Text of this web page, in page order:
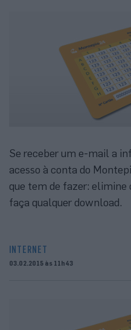
Se receber um e-mail a
acesso à conta do
que tem de fazer: elimine
faça qualquer download.
INTERNET
03.02.2015 às 11h43